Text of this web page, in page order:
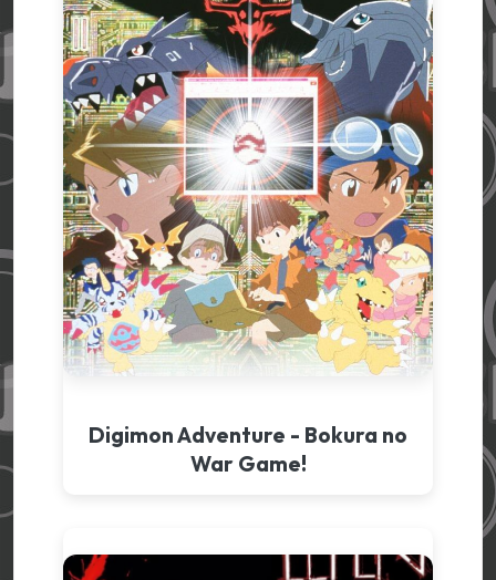
Digimon Adventure - Bokura no
War Game!